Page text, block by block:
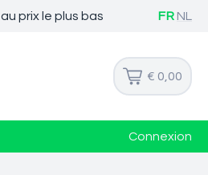
au prix le plus bas FR NL
€ 0,00
Connexion